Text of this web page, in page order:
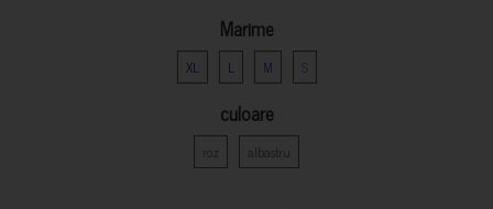
Marime
XL L M S
culoare
roz albastru